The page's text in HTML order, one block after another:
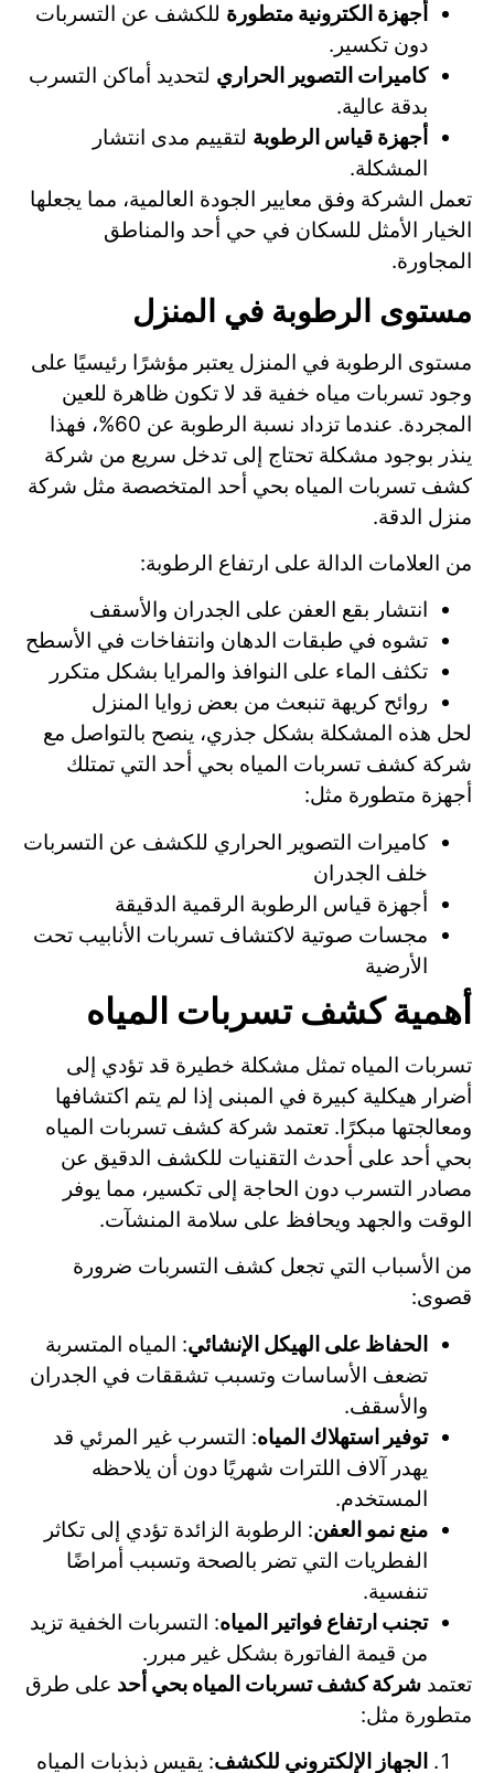
أجهزة الكترونية متطورة للكشف عن التسربات
دون تكسير.
كاميرات التصوير الحراري لتحديد أماكن التسرب
بدقة عالية.
أجهزة قياس الرطوبة لتقييم مدى انتشار
المشكلة.
تعمل الشركة وفق معايير الجودة العالمية، مما يجعلها
الخيار الأمثل للسكان في حي أحد والمناطق
المجاورة.
مستوى الرطوبة في المنزل
مستوى الرطوبة في المنزل يعتبر مؤشرًا رئيسيًا على
وجود تسربات مياه خفية قد لا تكون ظاهرة للعين
المجردة. عندما تزداد نسبة الرطوبة عن 60%، فهذا
ينذر بوجود مشكلة تحتاج إلى تدخل سريع من شركة
كشف تسربات المياه بحي أحد المتخصصة مثل شركة
منزل الدقة.
من العلامات الدالة على ارتفاع الرطوبة:
انتشار بقع العفن على الجدران والأسقف
تشوه في طبقات الدهان وانتفاخات في الأسطح
تكثف الماء على النوافذ والمرايا بشكل متكرر
روائح كريهة تنبعث من بعض زوايا المنزل
لحل هذه المشكلة بشكل جذري، ينصح بالتواصل مع
شركة كشف تسربات المياه بحي أحد التي تمتلك
أجهزة متطورة مثل:
كاميرات التصوير الحراري للكشف عن التسربات
خلف الجدران
أجهزة قياس الرطوبة الرقمية الدقيقة
مجسات صوتية لاكتشاف تسربات الأنابيب تحت
الأرضية
أهمية كشف تسربات المياه
تسربات المياه تمثل مشكلة خطيرة قد تؤدي إلى
أضرار هيكلية كبيرة في المبنى إذا لم يتم اكتشافها
ومعالجتها مبكرًا. تعتمد شركة كشف تسربات المياه
بحي أحد على أحدث التقنيات للكشف الدقيق عن
مصادر التسرب دون الحاجة إلى تكسير، مما يوفر
الوقت والجهد ويحافظ على سلامة المنشآت.
من الأسباب التي تجعل كشف التسربات ضرورة
قصوى:
الحفاظ على الهيكل الإنشائي: المياه المتسربة
تضعف الأساسات وتسبب تشققات في الجدران
والأسقف.
توفير استهلاك المياه: التسرب غير المرئي قد
يهدر آلاف اللترات شهريًا دون أن يلاحظه
المستخدم.
منع نمو العفن: الرطوبة الزائدة تؤدي إلى تكاثر
الفطريات التي تضر بالصحة وتسبب أمراضًا
تنفسية.
تجنب ارتفاع فواتير المياه: التسربات الخفية تزيد
من قيمة الفاتورة بشكل غير مبرر.
تعتمد شركة كشف تسربات المياه بحي أحد على طرق
متطورة مثل:
الجهاز الإلكتروني للكشف: يقيس ذبذبات المياه